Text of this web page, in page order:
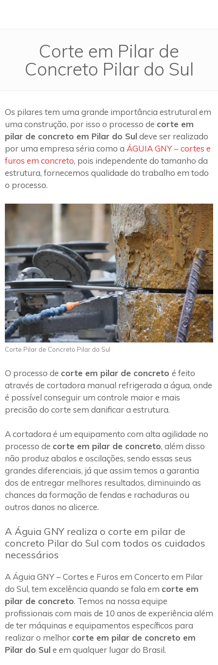
Corte em Pilar de
Concreto Pilar do Sul
Os pilares tem uma grande importância estrutural em
uma construção, por isso o processo de corte em
pilar de concreto em Pilar do Sul deve ser realizado
por uma empresa séria como a ÁGUIA GNY – cortes e
furos em concreto, pois independente do tamanho da
estrutura, fornecemos qualidade do trabalho em todo
o processo.
Corte Pilar de Concreto Pilar do Sul
O processo de corte em pilar de concreto é feito
através de cortadora manual refrigerada a água, onde
é possível conseguir um controle maior e mais
precisão do corte sem danificar a estrutura.
A cortadora é um equipamento com alta agilidade no
processo de corte em pilar de concreto, além disso
não produz abalos e oscilações, sendo essas seus
grandes diferenciais, já que assim temos a garantia
dos de entregar melhores resultados, diminuindo as
chances da formação de fendas e rachaduras ou
outros danos no alicerce.
A Águia GNY realiza o corte em pilar de
concreto Pilar do Sul com todos os cuidados
necessários
A Águia GNY – Cortes e Furos em Concerto em Pilar
do Sul, tem excelência quando se fala em corte em
pilar de concreto. Temos na nossa equipe
profissionais com mais de 10 anos de experiência além
de ter máquinas e equipamentos específicos para
realizar o melhor corte em pilar de concreto em
Pilar do Sul e em qualquer lugar do Brasil.